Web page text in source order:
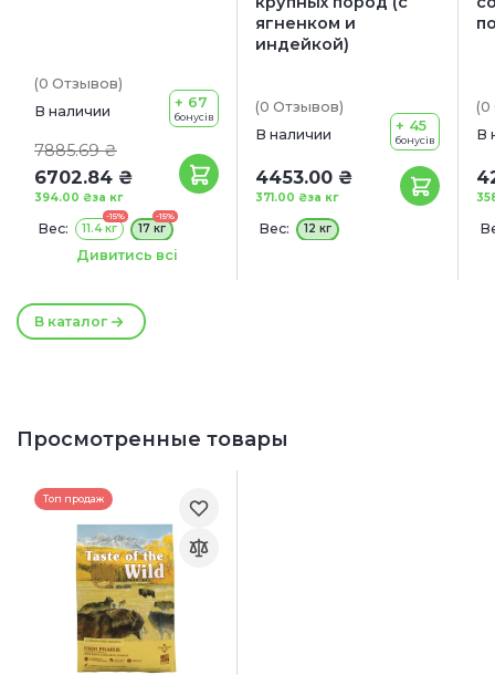
В каталог
(0 Отзывов)
В наличии
7885.69 ₴
6702.84 ₴
за кг
394.00 ₴
+ 67
бонусів
Вес:
-15%
11.4 кг
-15%
17 кг
Акция:Дивитись всі
ягненком и
индейкой)
(0 Отзывов)
В наличии
4453.00 ₴
за кг
371.00 ₴
+ 45
бонусів
Вес: 12 кг
(0
В
Просмотренные товары
Топ продаж